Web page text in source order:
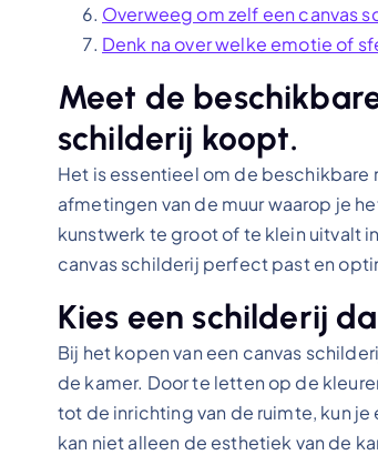
Overweeg om zelf een canvas
Denk na over welke emotie of
Meet de
schilderij koopt.
Het is essentieel om de
afmetingen van de muur waarop je
kunstwerk te groot of te klein uitvalt
canvas schilderij perfect past en
Kies een schilderij
Bij het kopen van een canvas
de kamer. Door te letten op de
tot de inrichting van de ruimte, kun
kan niet alleen de esthetiek van de